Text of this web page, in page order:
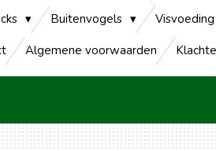
Buitenvogels Visvoeding
Algemene voorwaarden